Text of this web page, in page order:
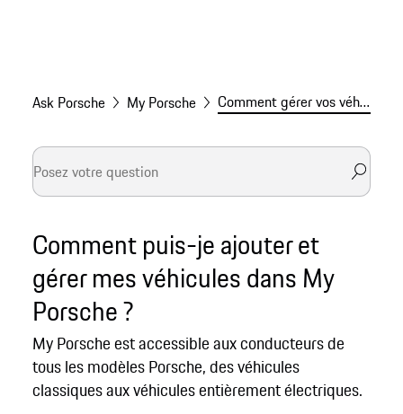
Ask Porsche My Porsche Comment gérer vos véhicules dans My Porsche
Comment puis-je ajouter et
gérer mes véhicules dans My
Porsche ?
My Porsche est accessible aux conducteurs de
tous les modèles Porsche, des véhicules
classiques aux véhicules entièrement électriques.